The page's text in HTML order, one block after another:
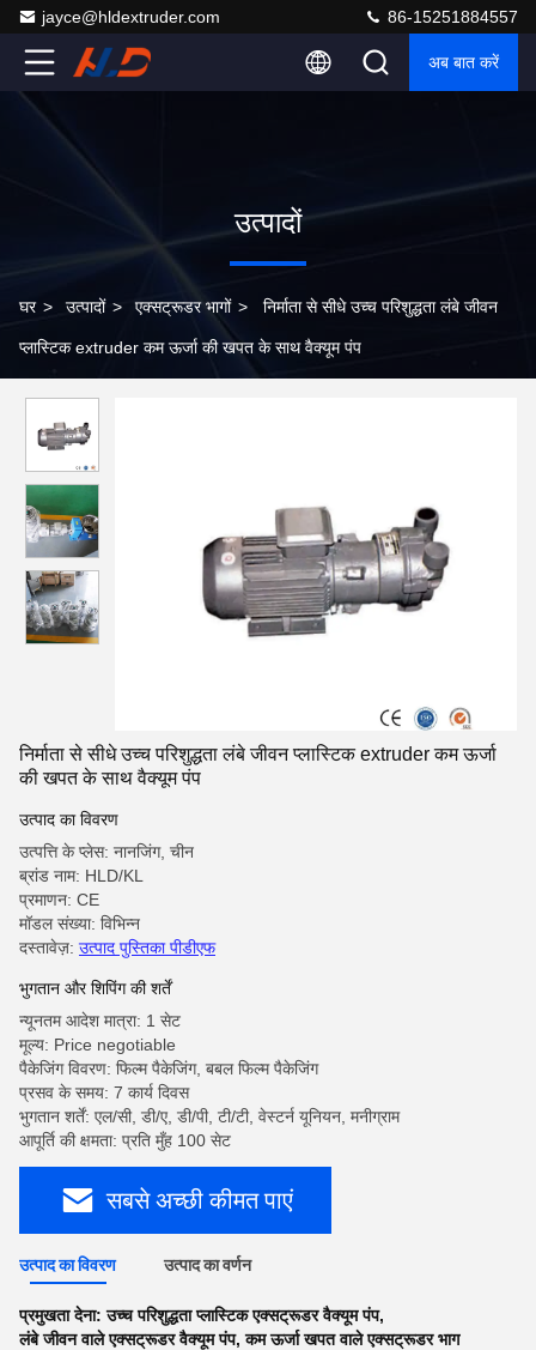
jayce@hldextruder.com 86-15251884557
अब बात करें
उत्पादों
घर > उत्पादों > एक्सट्रूडर भागों > निर्माता से सीधे उच्च परिशुद्धता लंबे जीवन
प्लास्टिक extruder कम ऊर्जा की खपत के साथ वैक्यूम पंप
निर्माता से सीधे उच्च परिशुद्धता लंबे जीवन प्लास्टिक extruder कम ऊर्जा
की खपत के साथ वैक्यूम पंप
उत्पाद का विवरण
उत्पत्ति के प्लेस: नानजिंग, चीन
ब्रांड नाम: HLD/KL
प्रमाणन: CE
मॉडल संख्या: विभिन्न
दस्तावेज़: उत्पाद पुस्तिका पीडीएफ
भुगतान और शिपिंग की शर्तें
न्यूनतम आदेश मात्रा: 1 सेट
मूल्य: Price negotiable
पैकेजिंग विवरण: फिल्म पैकेजिंग, बबल फिल्म पैकेजिंग
प्रसव के समय: 7 कार्य दिवस
भुगतान शर्तें: एल/सी, डी/ए, डी/पी, टी/टी, वेस्टर्न यूनियन, मनीग्राम
आपूर्ति की क्षमता: प्रति मुँह 100 सेट
सबसे अच्छी कीमत पाएं
उत्पाद का विवरण उत्पाद का वर्णन
प्रमुखता देना:उच्च परिशुद्धता प्लास्टिक एक्सट्रूडर वैक्यूम पंप,
लंबे जीवन वाले एक्सट्रूडर वैक्यूम पंप,कम ऊर्जा खपत वाले एक्सट्रूडर भाग